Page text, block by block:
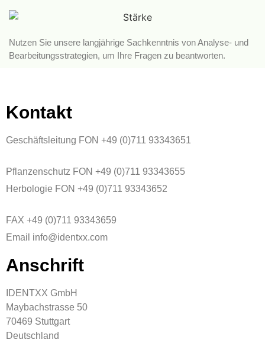
Nutzen Sie unsere langjährige Sachkenntnis von Analyse- und
Bearbeitungsstrategien, um Ihre Fragen zu beantworten.
Kontakt
Geschäftsleitung FON +49 (0)711 93343651
Pflanzenschutz FON +49 (0)711 93343655
Herbologie FON +49 (0)711 93343652
FAX +49 (0)711 93343659
Email info@identxx.com
Anschrift
IDENTXX GmbH
Maybachstrasse 50
70469 Stuttgart
Deutschland